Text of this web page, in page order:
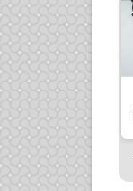
una